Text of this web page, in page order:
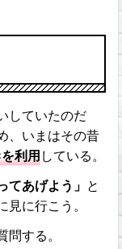
していたのだ
、いまはその昔
利用している。
てあげよう」 と
に行こう。
する。